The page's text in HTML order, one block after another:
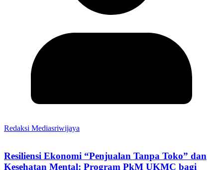
Redaksi Mediasriwijaya
Resiliensi Ekonomi “Penjualan Tanpa Toko” dan
Kesehatan Mental: Program PkM UKMC bagi